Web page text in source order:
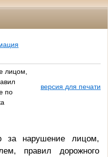
лицом,
по
версия для печати
за нарушение лицом,
правил дорожного